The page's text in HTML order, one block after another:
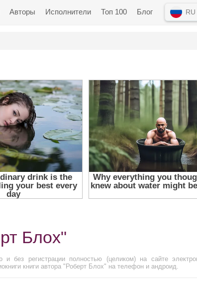
Авторы Исполнители Топ 100 Блог RU
Блох"
без регистрации полностью (целиком) на сайте
книги автора "Роберт Блох" на телефон и андроид.